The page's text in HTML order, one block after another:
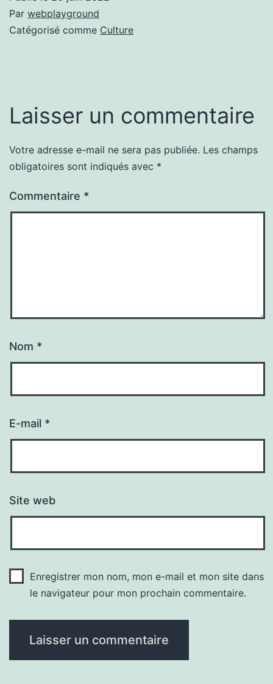
Par webplayground
Catégorisé comme Culture
Laisser un commentaire
Votre adresse e-mail ne sera pas publiée. Les champs
obligatoires sont indiqués avec *
Commentaire *
Nom *
E-mail *
Site web
Enregistrer mon nom, mon e-mail et mon site dans
le navigateur pour mon prochain commentaire.